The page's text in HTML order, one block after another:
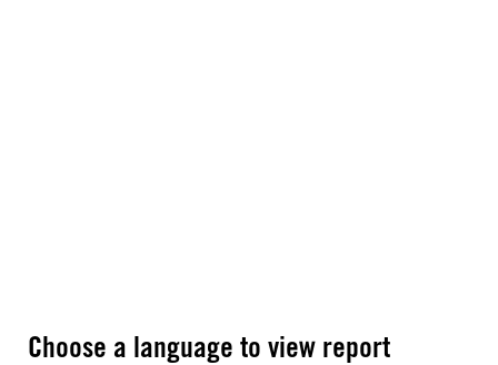
Choose a language to view report